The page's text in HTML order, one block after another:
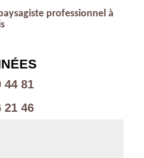
professionnel à
44 81
21 46